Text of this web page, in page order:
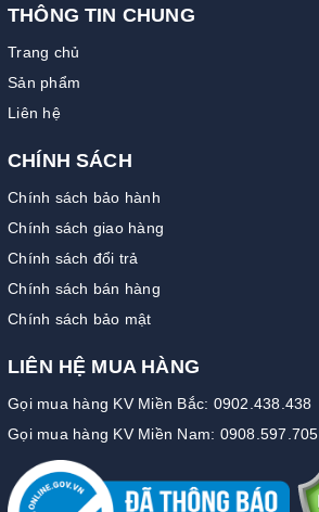
THÔNG TIN CHUNG
Trang chủ
Sản phẩm
Liên hệ
CHÍNH SÁCH
Chính sách bảo hành
Chính sách giao hàng
Chính sách đổi trả
Chính sách bán hàng
Chính sách bảo mật
LIÊN HỆ MUA HÀNG
Gọi mua hàng KV Miền Bắc: 0902.438.438
Gọi mua hàng KV Miền Nam: 0908.597.705